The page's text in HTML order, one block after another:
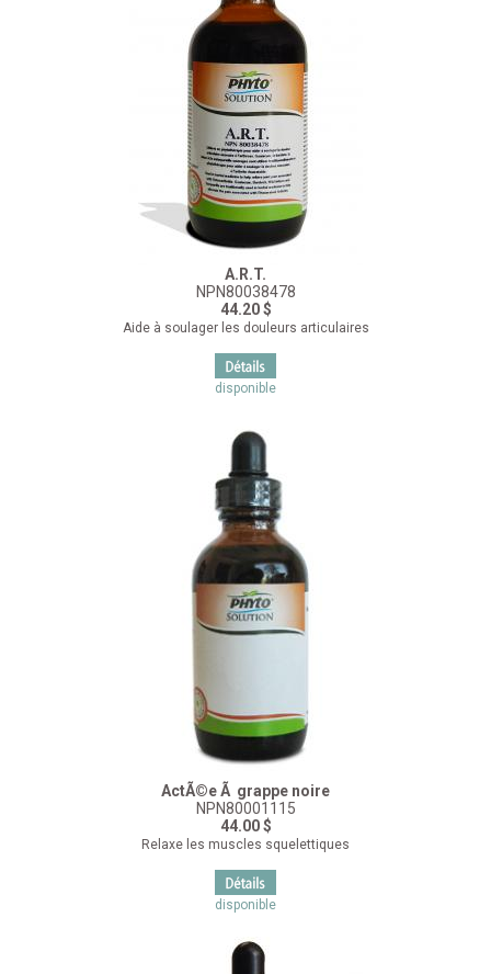
A.R.T.
NPN80038478
44.20 $
Aide à soulager les douleurs articulaires
disponible
ActÃ©e Ã grappe noire
NPN80001115
44.00 $
Relaxe les muscles squelettiques
disponible